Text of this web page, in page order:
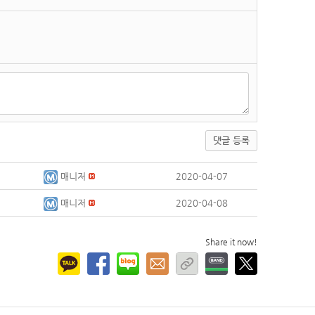
댓글 등록
매니저 2020-04-07
매니저 2020-04-08
Share it now!